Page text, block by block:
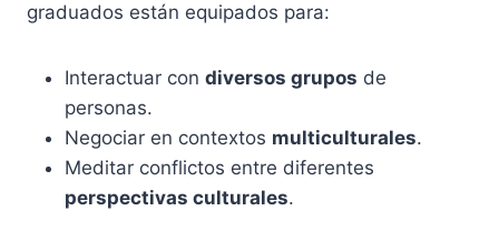
graduados están equipados para:
Interactuar con diversos grupos de
personas.
Negociar en contextos multiculturales.
Meditar conflictos entre diferentes
perspectivas culturales.